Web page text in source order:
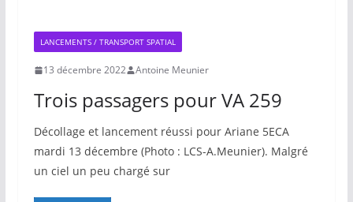
LANCEMENTS / TRANSPORT SPATIAL
13 décembre 2022 Antoine Meunier
Trois passagers pour VA 259
Décollage et lancement réussi pour Ariane 5ECA
mardi 13 décembre (Photo : LCS-A.Meunier). Malgré
un ciel un peu chargé sur